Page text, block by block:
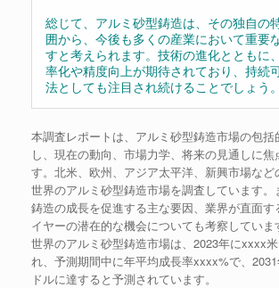
総じて、アルミ砂型鋳造は、その独自の
囲から、今後も多くの産業において重要
すと考えられます。技術の進化とともに
率化や精度向上が期待されており、持続
法としても注目され続けることでしょう。
本調査レポートは、アルミ砂型鋳造市場の包
し、現在の動向、市場力学、将来の見通しに焦
す。北米、欧州、アジア太平洋、新興市場など
世界のアルミ砂型鋳造市場を調査しています。
鋳造の成長を促進する主な要因、業界が直面す
イヤーの潜在的な機会についても考察していま
世界のアルミ砂型鋳造市場は、2023年にxxxx
れ、予測期間中に年平均成長率xxxx%で、
ドルに達すると予測されています。